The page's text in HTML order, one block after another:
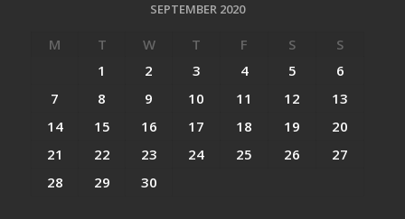
SEPTEMBER 2020
M T W T F S
S
1
2 3 4 5
6
7
8 9 10 11 12
13
14
15 16 17 18 19
20
21
22 23 24 25 26
27
28
29 30